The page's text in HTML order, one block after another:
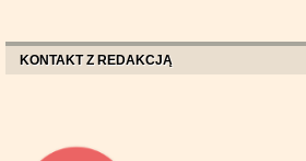
KONTAKT Z REDAKCJĄ